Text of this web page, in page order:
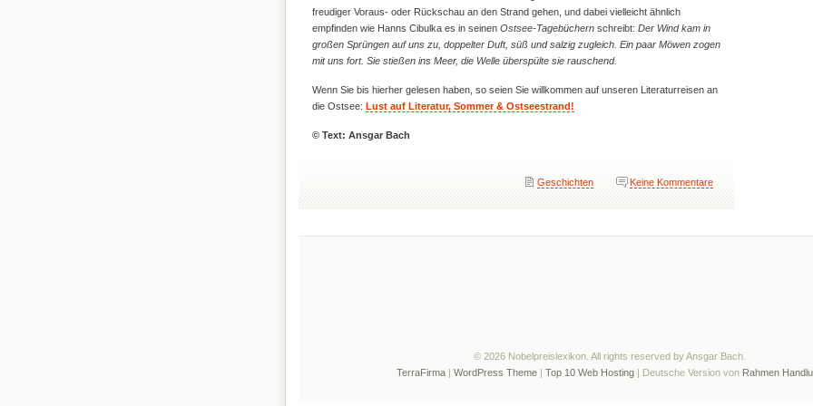
freudiger Voraus- oder Rückschau an den Strand gehen, und dabei vielleicht ähnlich
empfinden wie Hanns Cibulka es in seinen Ostsee-Tagebüchernschreibt: Der Wind kam in
großen Sprüngen auf uns zu, doppelter Duft, süß und salzig zugleich. Ein paar Möwen zogen
mit uns fort. Sie stießen ins Meer, die Welle überspülte sie rauschend.
Wenn Sie bis hierher gelesen haben, so seien Sie willkommen auf unseren Literaturreisen an
die Ostsee: Lust auf Literatur, Sommer & Ostseestrand!
© Text: Ansgar Bach
Geschichten Keine Kommentare
© 2026 Nobelpreislexikon. All rights reserved by Ansgar Bach.
TerraFirma| WordPress Theme| Top 10 Web Hosting| Deutsche Version von Rahmen